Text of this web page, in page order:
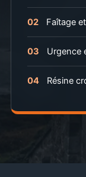
02 Faîtage
03 Urgence
04 Résine